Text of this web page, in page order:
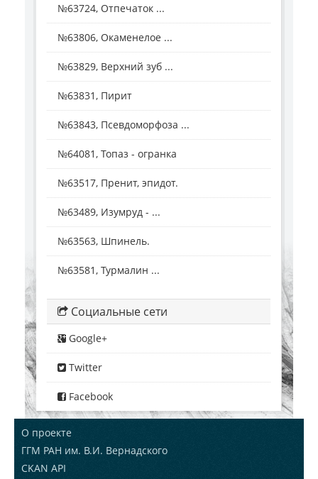
№63724, Отпечаток ...
№63806, Окаменелое ...
№63829, Верхний зуб ...
№63831, Пирит
№63843, Псевдоморфоза ...
№64081, Топаз - огранка
№63517, Пренит, эпидот.
№63489, Изумруд - ...
№63563, Шпинель.
№63581, Турмалин ...
Социальные сети
Google+
Twitter
Facebook
О проекте
ГГМ РАН им. В.И. Вернадского
CKAN API